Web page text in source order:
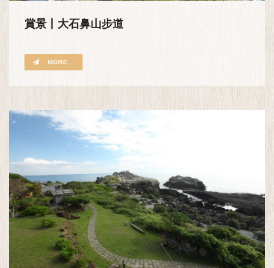
賞景丨大石鼻山步道
MORE...